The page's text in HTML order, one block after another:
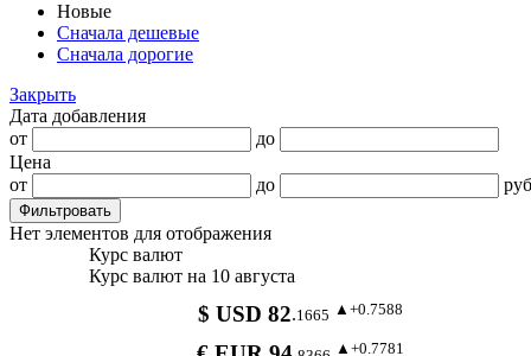
Новые
Сначала дешевые
Сначала дорогие
Закрыть
Дата добавления
от
до
Цена
от
до
Нет элементов для отображения
Курс валют
Курс валют на 10 августа
$ USD 82.1665 ▲+0.7588
▲+0.7781